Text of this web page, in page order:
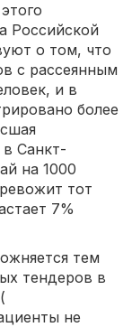
Российской
о том, что
с рассеянным
и в
более
в Санкт-
на 1000
тот
7%
тем
тендеров в
не